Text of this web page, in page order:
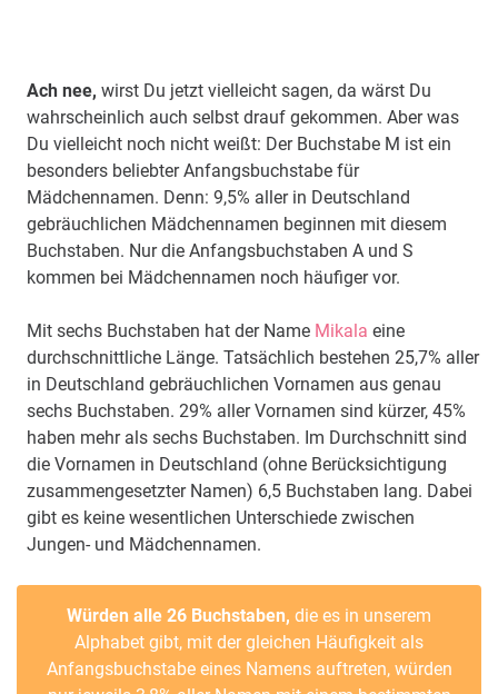
Ach nee, wirst Du jetzt vielleicht sagen, da wärst Du
wahrscheinlich auch selbst drauf gekommen. Aber was
Du vielleicht noch nicht weißt: Der Buchstabe M ist ein
besonders beliebter Anfangsbuchstabe für
Mädchennamen. Denn: 9,5% aller in Deutschland
gebräuchlichen Mädchennamen beginnen mit diesem
Buchstaben. Nur die Anfangsbuchstaben A und S
kommen bei Mädchennamen noch häufiger vor.
Mit sechs Buchstaben hat der Name Mikala eine
durchschnittliche Länge. Tatsächlich bestehen 25,7% aller
in Deutschland gebräuchlichen Vornamen aus genau
sechs Buchstaben. 29% aller Vornamen sind kürzer, 45%
haben mehr als sechs Buchstaben. Im Durchschnitt sind
die Vornamen in Deutschland (ohne Berücksichtigung
zusammengesetzter Namen) 6,5 Buchstaben lang. Dabei
gibt es keine wesentlichen Unterschiede zwischen
Jungen- und Mädchennamen.
Würden alle 26 Buchstaben, die es in unserem
Alphabet gibt, mit der gleichen Häufigkeit als
Anfangsbuchstabe eines Namens auftreten, würden